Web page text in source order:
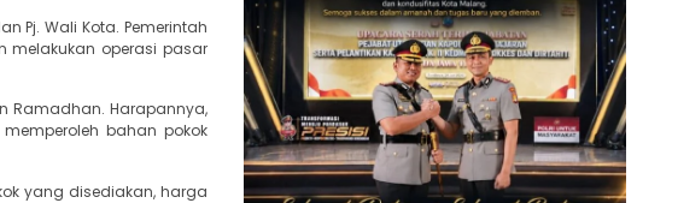
Pj. Wali Kota. Pemerintah
melakukan operasi pasar
Ramadhan. Harapannya,
bahan pokok
yang disediakan, harga